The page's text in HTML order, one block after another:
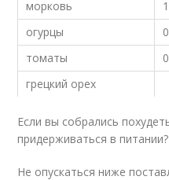
морковь
огурцы
томаты
грецкий орех
Если вы собрались
придерживаться в питании?
Не опускаться ниже